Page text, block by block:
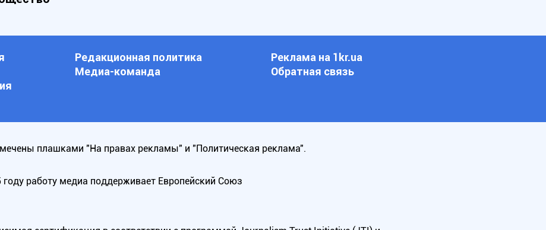
Редакционная политика
Реклама на 1kr.ua
Медиа-команда
Обратная связь
плашками "На правах рекламы" и "Политическая реклама".
году работу медиа поддерживает Европейский Союз